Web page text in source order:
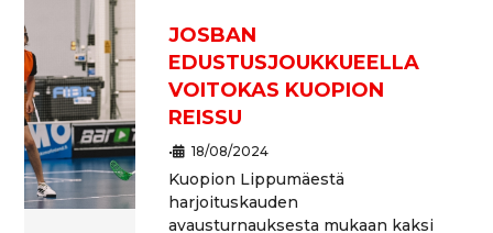
JOSBAN
EDUSTUSJOUKKUEELLA
VOITOKAS KUOPION
REISSU
• 18/08/2024
Kuopion Lippumäestä
harjoituskauden
avausturnauksesta mukaan kaksi